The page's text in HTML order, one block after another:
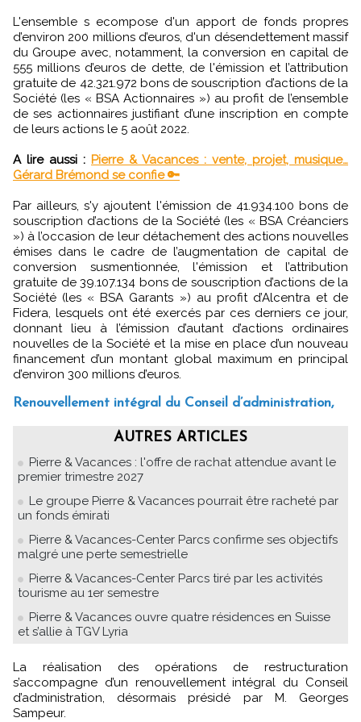
L'ensemble s ecompose d'un apport de fonds propres
d’environ 200 millions d’euros, d'un désendettement massif
du Groupe avec, notamment, la conversion en capital de
555 millions d’euros de dette, de l'émission et l’attribution
gratuite de 42.321.972 bons de souscription d’actions de la
Société (les « BSA Actionnaires ») au profit de l’ensemble
de ses actionnaires justifiant d’une inscription en compte
de leurs actions le 5 août 2022.
A lire aussi : Pierre & Vacances : vente, projet, musique…
Gérard Brémond se confie 🔑
Par ailleurs, s'y ajoutent l'émission de 41.934.100 bons de
souscription d’actions de la Société (les « BSA Créanciers
») à l’occasion de leur détachement des actions nouvelles
émises dans le cadre de l’augmentation de capital de
conversion susmentionnée, l'émission et l’attribution
gratuite de 39.107.134 bons de souscription d’actions de la
Société (les « BSA Garants ») au profit d’Alcentra et de
Fidera, lesquels ont été exercés par ces derniers ce jour,
donnant lieu à l’émission d’autant d’actions ordinaires
nouvelles de la Société et la mise en place d’un nouveau
financement d’un montant global maximum en principal
d’environ 300 millions d’euros.
Renouvellement intégral du Conseil d’administration,
AUTRES ARTICLES
Pierre & Vacances : l'offre de rachat attendue avant le
premier trimestre 2027
Le groupe Pierre & Vacances pourrait être racheté par
un fonds émirati
Pierre & Vacances-Center Parcs confirme ses objectifs
malgré une perte semestrielle
Pierre & Vacances-Center Parcs tiré par les activités
tourisme au 1er semestre
Pierre & Vacances ouvre quatre résidences en Suisse
et s’allie à TGV Lyria
La réalisation des opérations de restructuration
s’accompagne d’un renouvellement intégral du Conseil
d’administration, désormais présidé par M. Georges
Sampeur.